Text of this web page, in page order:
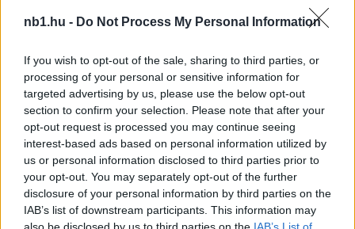
nb1.hu - Do Not Process My Personal Information
If you wish to opt-out of the sale, sharing to third parties, or
processing of your personal or sensitive information for
targeted advertising by us, please use the below opt-out
section to confirm your selection. Please note that after your
opt-out request is processed you may continue seeing
interest-based ads based on personal information utilized by
us or personal information disclosed to third parties prior to
your opt-out. You may separately opt-out of the further
disclosure of your personal information by third parties on the
IAB’s list of downstream participants. This information may
0%
Borítókép forrása: MTI/Illyés Tibor
Hírek